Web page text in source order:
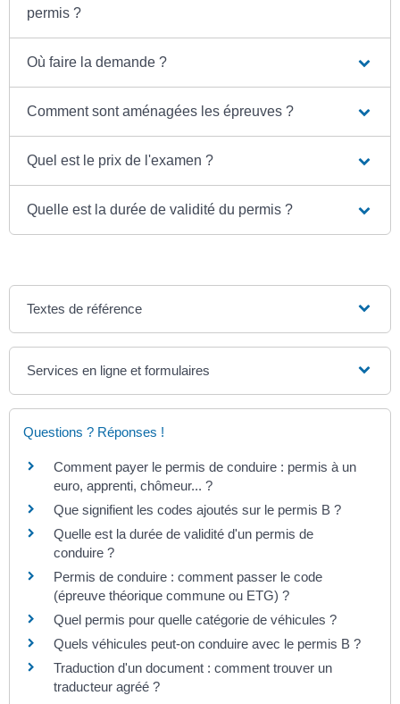
permis ?
Où faire la demande ?
Comment sont aménagées les épreuves ?
Quel est le prix de l'examen ?
Quelle est la durée de validité du permis ?
Textes de référence
Services en ligne et formulaires
Questions ? Réponses !
Comment payer le permis de conduire : permis à un
euro, apprenti, chômeur... ?
Que signifient les codes ajoutés sur le permis B ?
Quelle est la durée de validité d'un permis de
conduire ?
Permis de conduire : comment passer le code
(épreuve théorique commune ou ETG) ?
Quel permis pour quelle catégorie de véhicules ?
Quels véhicules peut-on conduire avec le permis B ?
Traduction d'un document : comment trouver un
traducteur agréé ?